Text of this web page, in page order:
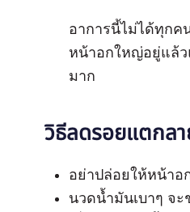
อาการนี้ไม่ได้ทุกค
หน้าอกใหญ่อยู่แล้ว
มาก
วิธีลดรอยแตกล
อย่าปล่อยให้หน้าอ
นวดน้ำมันเบาๆ จ